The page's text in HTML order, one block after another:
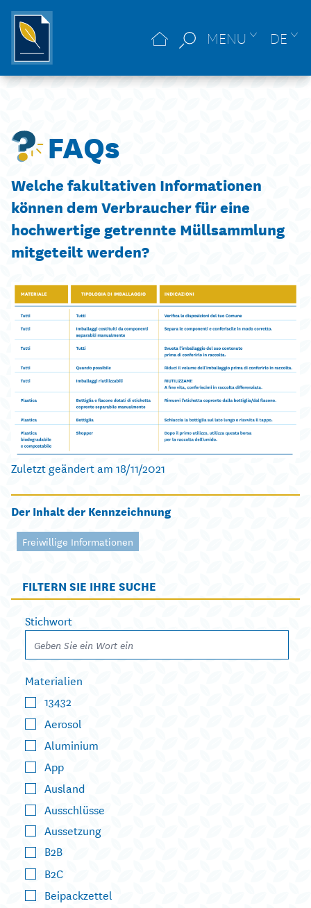
MENU DE
FAQs
Welche fakultativen Informationen
können dem Verbraucher für eine
hochwertige getrennte Müllsammlung
mitgeteilt werden?
Zuletzt geändert am 18/11/2021
Der Inhalt der Kennzeichnung
Freiwillige Informationen
FILTERN SIE IHRE SUCHE
Stichwort
Materialien
13432
Aerosol
Aluminium
App
Ausland
Ausschlüsse
Aussetzung
B2B
B2C
Beipackzettel